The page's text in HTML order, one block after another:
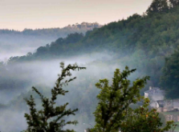
Jump to